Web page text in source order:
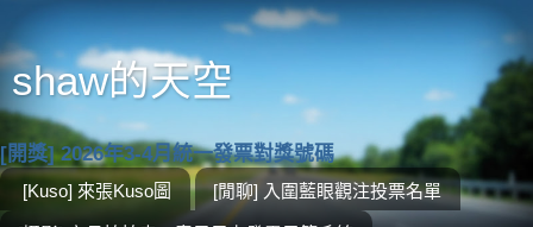
shaw的天空
[開獎] 2026年3-4月統一發票對獎號碼
[Kuso] 來張Kuso圖 [閒聊] 入圍藍眼觀注投票名單